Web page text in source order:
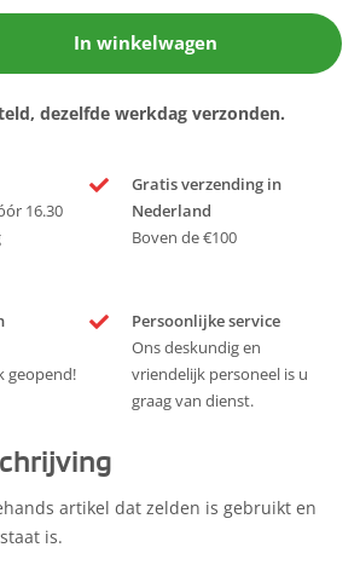
In winkelwagen
dezelfde werkdag verzonden.
16.30
Gratis verzending in
Nederland
Boven de €100
geopend!
Persoonlijke service
Ons deskundig en
vriendelijk personeel is u
graag van dienst.
artikel dat zelden is gebruikt en
is.